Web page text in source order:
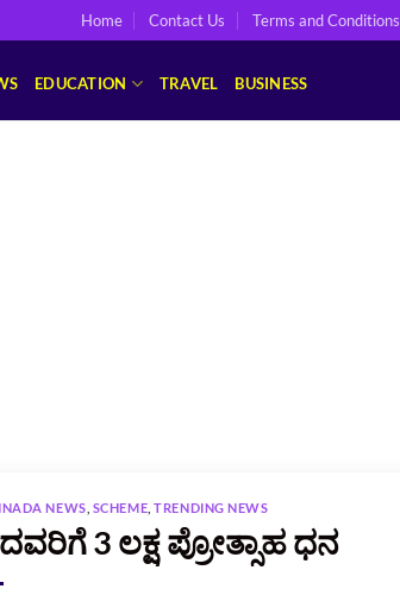
Home Contact Us Terms and Conditions
EDUCATION TRAVEL BUSINESS
NEWS SCHEME ,TRENDING NEWS
3 ಲಕ್ಷ ಪ್ರೋತ್ಸಾಹ ಧನ